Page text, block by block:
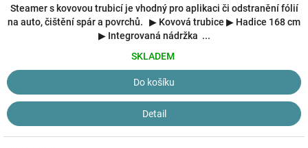
4,8
z
5
Steamer s kovovou trubicí je vhodný pro aplikaci či odstranění fólií
na auto, čištění spár a povrchů. ▶ Kovová trubice ▶ Hadice 168 cm
▶ Integrovaná nádržka ...
SKLADEM
Do košíku
Detail